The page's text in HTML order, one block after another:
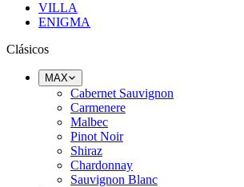
VILLA
ENIGMA
Clásicos
MAX
Cabernet Sauvignon
Carmenere
Malbec
Pinot Noir
Shiraz
Chardonnay
Sauvignon Blanc